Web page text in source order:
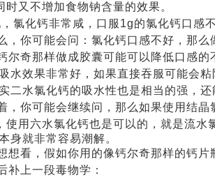
时又不增加食物钠含量的效果。
氯化钙非常咸，口服 1g的氯化钙口感
，你可能会问：氯化钙口感不好，那么
奇那样做成胶囊可能可以降低口感的
水效果非常好，如果直接吞服可能会
二水氯化钙的吸水性也是相当的强，
，你可能会继续问，那么如果使用结晶
使用六水氯化钙也是可以的，就是流水
身就非常容易潮解。
想看，假如你用的像钙尔奇那样的钙
补上一段毒物学：